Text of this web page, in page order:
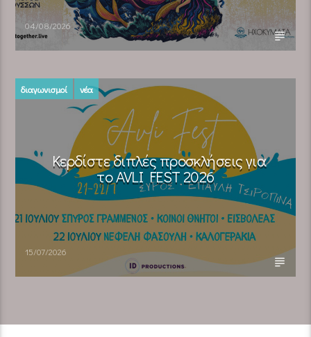
04/08/2026
διαγωνισμοί νέα
Κερδίστε διπλές προσκλήσεις για
το AVLI FEST 2026
15/07/2026